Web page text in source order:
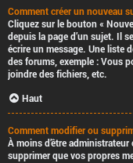
Comment créer un nouveau
Cliquez sur le bouton «
depuis la page d’un sujet. Il
écrire un message. Une liste
des forums, exemple : Vous
joindre des fichiers, etc.
Haut
Comment modifier ou
À moins d’être
supprimer que vos propres